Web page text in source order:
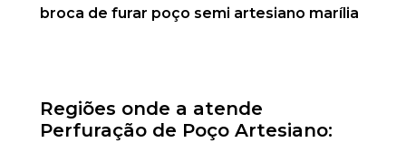
broca de furar poço semi artesiano marília
Regiões onde a atende
Perfuração de Poço Artesiano: